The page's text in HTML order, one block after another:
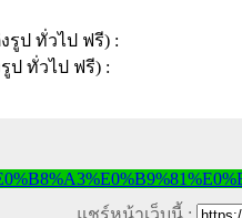
แชร์หน้าเว็บนี้ :